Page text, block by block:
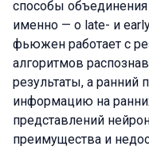
способы объединения
именно — о late- и
фьюжен работает с
алгоритмов
результаты, а ранний
информацию на
представлений
преимущества и